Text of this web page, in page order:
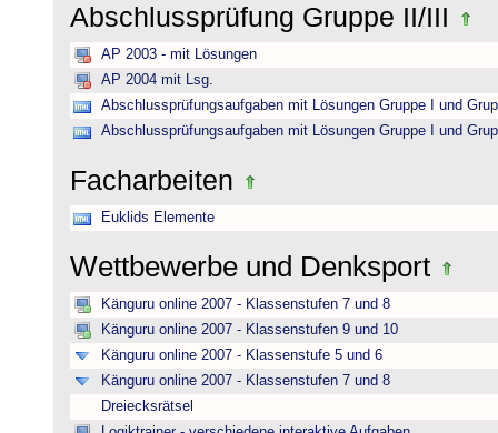
Abschlussprüfung Gruppe II/III
AP 2003 - mit Lösungen
AP 2004 mit Lsg.
Abschlussprüfungsaufgaben mit Lösungen Gruppe I und
Abschlussprüfungsaufgaben mit Lösungen Gruppe I und
Facharbeiten
Euklids Elemente
Wettbewerbe und Denksport
Känguru online 2007 - Klassenstufen 7 und 8
Känguru online 2007 - Klassenstufen 9 und 10
Känguru online 2007 - Klassenstufe 5 und 6
Känguru online 2007 - Klassenstufen 7 und 8
Dreiecksrätsel